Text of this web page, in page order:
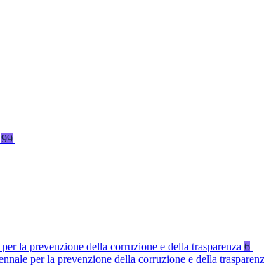
99
la prevenzione della corruzione e della trasparenza 6
per la prevenzione della corruzione e della